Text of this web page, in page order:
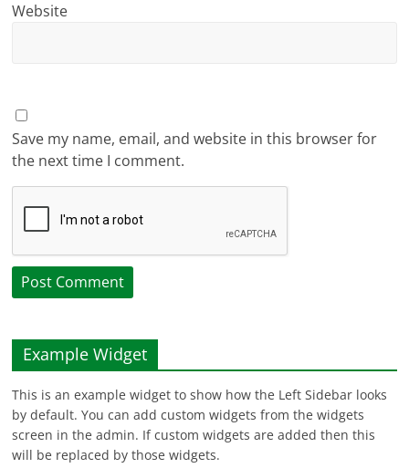
Website
Save my name, email, and website in this browser for
the next time I comment.
Example Widget
This is an example widget to show how the Left Sidebar looks
by default. You can add custom widgets from the widgets
screen in the admin. If custom widgets are added then this
will be replaced by those widgets.